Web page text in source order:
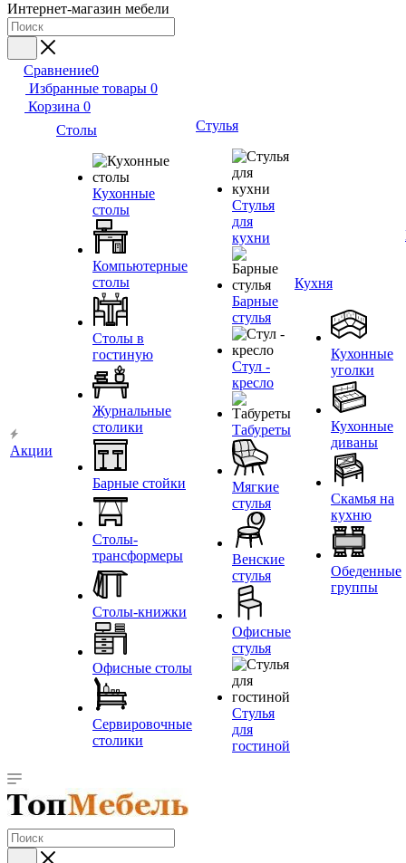
Интернет-магазин мебели
Сравнение0
Избранные товары 0
Корзина 0
Акции
Столы
Кухонные
столы
Компьютерные
столы
Столы в
гостиную
Журнальные
столики
Барные стойки
Столы-
трансформеры
Столы-книжки
Офисные столы
Сервировочные
столики
Стулья
Стулья
для
кухни
Барные
стулья
Стул -
кресло
Табуреты
Мягкие
стулья
Венские
стулья
Офисные
стулья
Стулья
для
гостиной
Кухня
Кухонные
уголки
Кухонные
диваны
Скамья на
кухню
Обеденные
группы